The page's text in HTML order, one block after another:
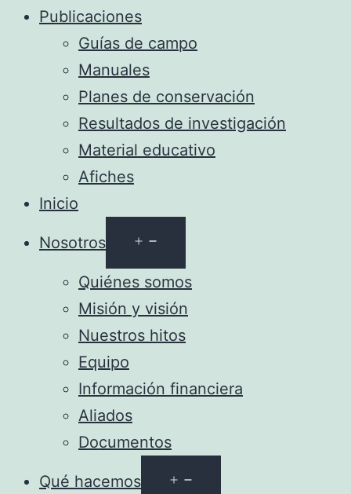
Publicaciones
Guías de campo
Manuales
Planes de conservación
Resultados de investigación
Material educativo
Afiches
Inicio
Nosotros
el
menú
Quiénes somos
Misión y visión
Nuestros hitos
Equipo
Información financiera
Aliados
Documentos
Qué hacemos